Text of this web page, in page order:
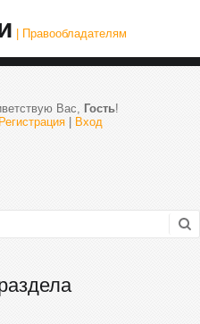
| Правообладателям
Вас, Гость!
Регистрация| Вход